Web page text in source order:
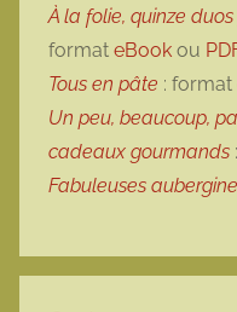
À la folie, quinze
format eBook ou
Tous en pâte : format
Un peu, beaucoup,
cadeaux gourmands
Fabuleuses